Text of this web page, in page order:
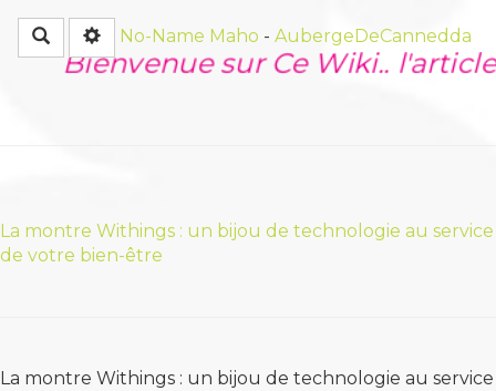
RechercherNo-Name Maho - AubergeDeCannedda
Bienvenue sur Ce Wiki..
La montre Withings : un bijou de technologie au service
de votre bien-être
La montre Withings : un bijou de technologie au service